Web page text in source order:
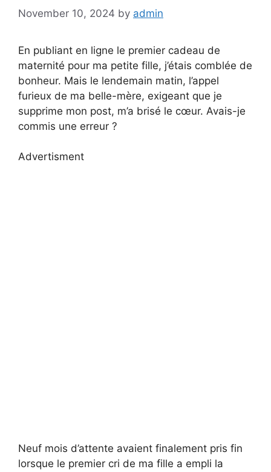
November 10, 2024 by admin
En publiant en ligne le premier cadeau de
maternité pour ma petite fille, j’étais comblée de
bonheur. Mais le lendemain matin, l’appel
furieux de ma belle-mère, exigeant que je
supprime mon post, m’a brisé le cœur. Avais-je
commis une erreur ?
Advertisment
Neuf mois d’attente avaient finalement pris fin
lorsque le premier cri de ma fille a empli la